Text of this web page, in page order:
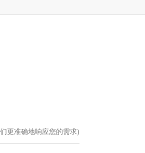
更准确地响应您的需求)